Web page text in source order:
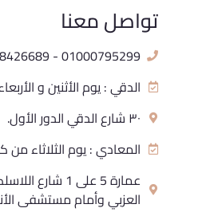
تواصل معنا
01000795299 - 01098426689
الدقي : يوم الأثنين و
٣٠ شارع الدقي الدور الأول.
المعادي : يوم الثلاثاء من
عمارة 5 على 1
العزبي وأمام مستشفى